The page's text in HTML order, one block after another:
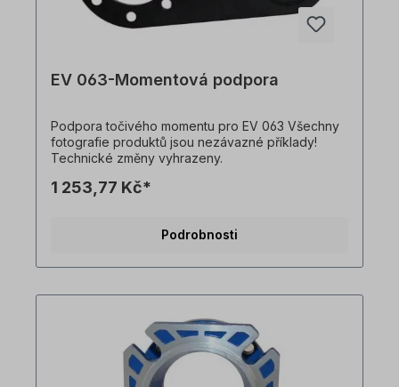
EV 063-Momentová podpora
Podpora točivého momentu pro EV 063 Všechny
fotografie produktů jsou nezávazné příklady!
Technické změny vyhrazeny.
1 253,77 Kč*
Podrobnosti